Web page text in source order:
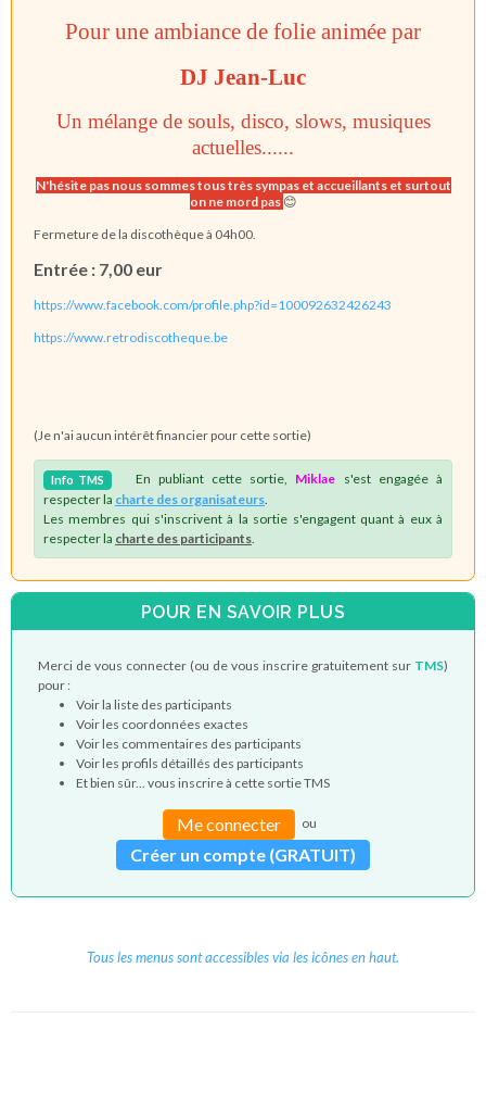
Pour une ambiance de folie animée par
DJ Jean-Luc
Un mélange de souls, disco, slows, musiques
actuelles......
N'hésite pas nous sommes tous très sympas et accueillants et surtout
on ne mord pas 😊
Fermeture de la discothèque à 04h00.
Entrée : 7,00 eur
https://www.facebook.com/profile.php?id=100092632426243
https://www.retrodiscotheque.be
(Je n'ai aucun intérêt financier pour cette sortie)
Info TMS En publiant cette sortie, Miklae s'est engagée à
respecter la charte des organisateurs
Les membres qui s'inscrivent à la sortie s'engagent quant à eux à
respecter la charte des participants
POUR EN SAVOIR PLUS
Merci de vous connecter (ou de vous inscrire gratuitement sur TMS)
pour :
Voir la liste des participants
Voir les coordonnées exactes
Voir les commentaires des participants
Voir les profils détaillés des participants
Et bien sûr... vous inscrire à cette sortie TMS
Me connecter ou
Créer un compte (GRATUIT)
Tous les menus sont accessibles via les icônes en haut.